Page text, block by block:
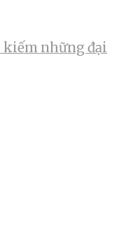
kiếm những đại